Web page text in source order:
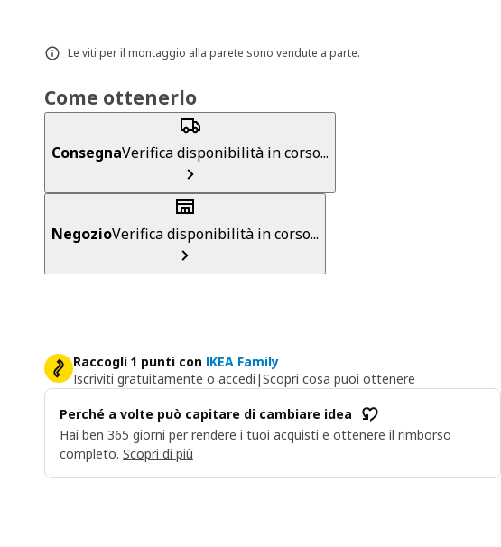
Le viti per il montaggio alla parete sono vendute a parte.
Come ottenerlo
ConsegnaVerifica disponibilità in corso...
NegozioVerifica disponibilità in corso...
Raccogli 1 punti con IKEA Family
Iscriviti gratuitamente o accedi |Scopri cosa puoi ottenere
Perché a volte può capitare di cambiare idea
Hai ben 365 giorni per rendere i tuoi acquisti e ottenere il rimborso
completo. Scopri di più